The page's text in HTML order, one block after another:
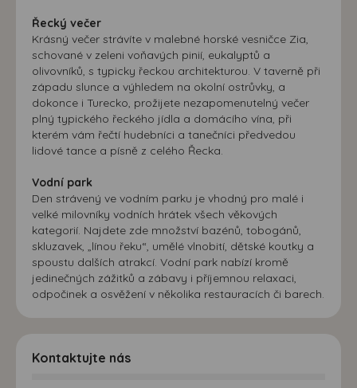
Řecký večer
Krásný večer strávíte v malebné horské vesničce Zia,
schované v zeleni voňavých pinií, eukalyptů a
olivovníků, s typicky řeckou architekturou. V taverně při
západu slunce a výhledem na okolní ostrůvky, a
dokonce i Turecko, prožijete nezapomenutelný večer
plný typického řeckého jídla a domácího vína, při
kterém vám řečtí hudebníci a tanečníci předvedou
lidové tance a písně z celého Řecka.
Vodní park
Den strávený ve vodním parku je vhodný pro malé i
velké milovníky vodních hrátek všech věkových
kategorií. Najdete zde množství bazénů, tobogánů,
skluzavek, „línou řeku“, umělé vlnobití, dětské koutky a
spoustu dalších atrakcí. Vodní park nabízí kromě
jedinečných zážitků a zábavy i příjemnou relaxaci,
odpočinek a osvěžení v několika restauracích či barech.
Kontaktujte nás